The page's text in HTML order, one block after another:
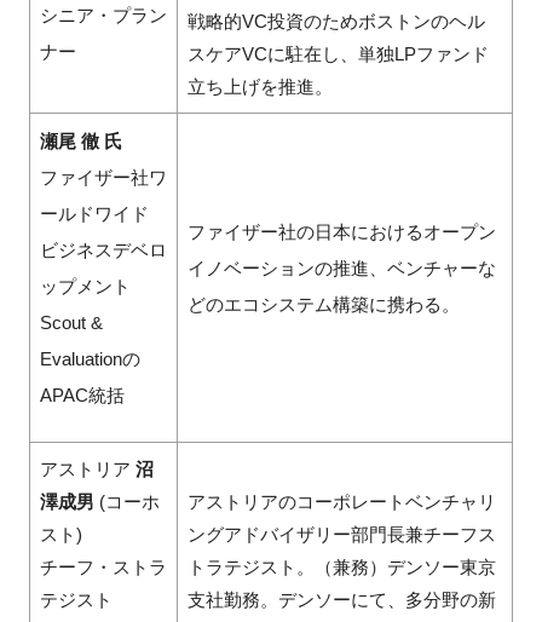
シニア・プラン
ナー
戦略的VC投資のためボストンのヘル
スケアVCに駐在し、単独LPファンド
立ち上げを推進。
瀬尾 徹氏
ファイザー社ワ
ールドワイド
ビジネスデベロ
ップメント
Scout &
Evaluationの
APAC統括
ファイザー社の日本におけるオープン
イノベーションの推進、ベンチャーな
どのエコシステム構築に携わる。
アストリア 沼
澤成男 (コーホ
スト)
チーフ・ストラ
テジスト
アストリアのコーポレートベンチャリ
ングアドバイザリー部門長兼チーフス
トラテジスト。（兼務）デンソー東京
支社勤務。デンソーにて、多分野の新